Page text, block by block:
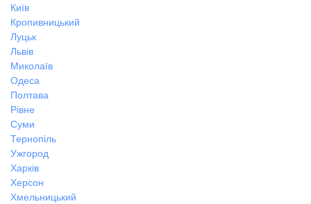
Київ
Кропивницький
Луцьк
Львів
Миколаїв
Одеса
Полтава
Рівне
Суми
Тернопіль
Ужгород
Харків
Херсон
Хмельницький